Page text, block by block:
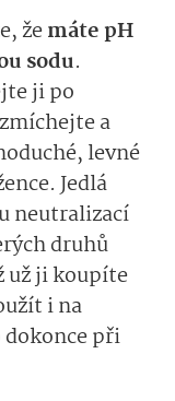
žemáte pH
sodu.
ji po
a
levné
Jedlá
neutralizací
druhů
už ji koupíte
i na
dokonce při